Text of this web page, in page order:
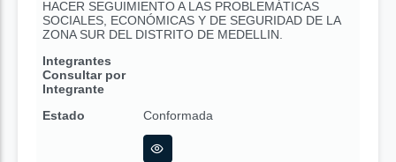
HACER SEGUIMIENTO A LAS PROBLEMÁTICAS
SOCIALES, ECONÓMICAS Y DE SEGURIDAD DE LA
ZONA SUR DEL DISTRITO DE MEDELLIN.
Integrantes
Consultar por
Integrante
Estado
Conformada